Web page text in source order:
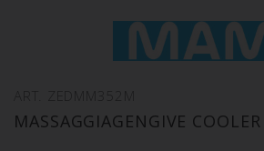
MASSAGGIAGENGIVE